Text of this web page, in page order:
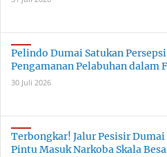
Pelindo Dumai Satukan Persepsi
Pengamanan Pelabuhan dalam
30 Juli 2026
Terbongkar! Jalur Pesisir Dumai
Pintu Masuk Narkoba Skala